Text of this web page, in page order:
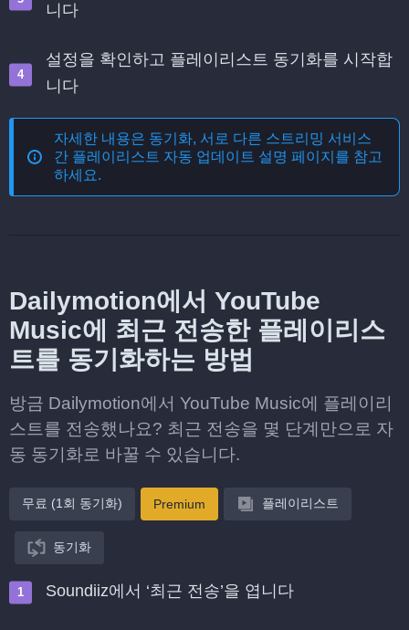
니다
설정을 확인하고 플레이리스트 동기화를 시작합
니다
자세한 내용은 동기화, 서로 다른 스트리밍 서비스
간 플레이리스트 자동 업데이트 설명 페이지를 참고
하세요.
Dailymotion에서 YouTube
Music에 최근 전송한 플레이리스
트를 동기화하는 방법
방금 Dailymotion에서 YouTube Music에 플레이리
스트를 전송했나요? 최근 전송을 몇 단계만으로 자
동 동기화로 바꿀 수 있습니다.
무료 (1회 동기화) Premium 플레이리스트
동기화
Soundiiz에서 ‘최근 전송’을 엽니다